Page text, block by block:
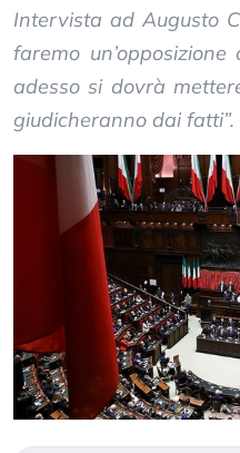
Intervista ad Augusto
faremo
adesso si dovrà
giudicheranno dai fatti”.